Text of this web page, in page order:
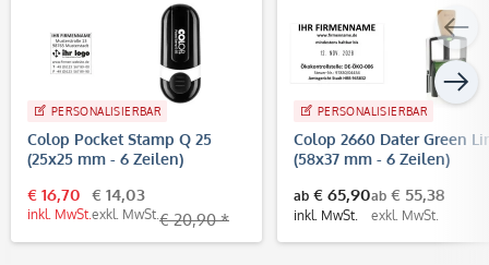
PERSONALISIERBAR
Colop Pocket Stamp Q 25
(25x25 mm - 6 Zeilen)
€ 16,70
inkl. MwSt.
€ 14,03
exkl. MwSt. € 20,90 *
PERSONALISIERBAR
Colop 2660 Dater Green
(58x37 mm - 6 Zeilen)
ab € 65,90
inkl. MwSt.
ab € 55,38
exkl. MwSt.